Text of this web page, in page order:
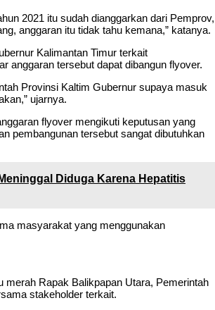
2021 itu sudah dianggarkan dari Pemprov,
anggaran itu tidak tahu kemana,” katanya.
Kalimantan Timur terkait
anggaran tersebut dapat dibangun flyover.
Provinsi Kaltim Gubernur supaya masuk
ujarnya.
flyover mengikuti keputusan yang
pembangunan tersebut sangat dibutuhkan
Diduga Karena Hepatitis
masyarakat yang menggunakan
Rapak Balikpapan Utara, Pemerintah
stakeholder terkait.